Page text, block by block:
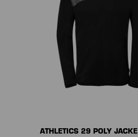
ATHLETICS 29 POLY JACKE